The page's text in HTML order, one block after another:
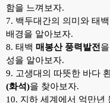
함을 느껴보자.
7. 백두대간의 의미와 태
배경을 알아보자.
8. 태백 매봉산 풍력발전
성을 알아보자.
9. 고생대의 따뜻한 바다
(화석)을 찾아보자.
10. 지하 세계 에서 억만년